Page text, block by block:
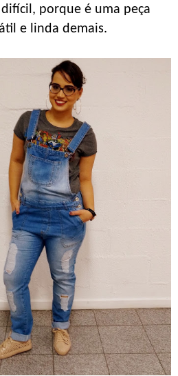
porque é uma peça
e linda demais.